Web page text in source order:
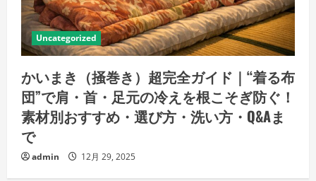
Uncategorized
かいまき（掻巻き）超完全ガイド｜“着る布
団”で肩・首・足元の冷えを根こそぎ防ぐ！
素材別おすすめ・選び方・洗い方・Q&Aま
で
admin 12月 29, 2025